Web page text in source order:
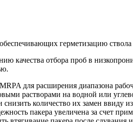
герметизацию
качества отбора проб в
для расширения диапазона
растворами на водной или
количество их замен ввиду
пакера увеличена за счет